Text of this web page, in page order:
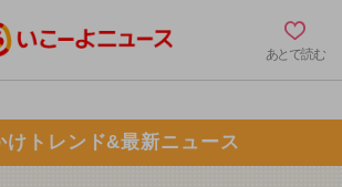
あとで読む
けトレンド&最新ニュース